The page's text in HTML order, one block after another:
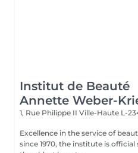
Institut de Beauté
Annette Weber-
1, Rue Philippe II Ville-Haute L-
Excellence in the service of beauty! Located in the city
since 1970, the institute is